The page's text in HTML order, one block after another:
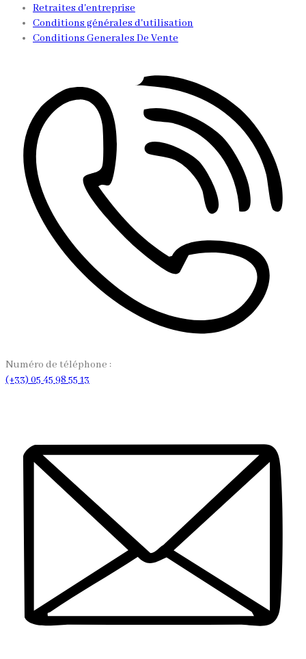
Retraites d'entreprise
Conditions générales d'utilisation
Conditions Generales De Vente
Numéro de téléphone :
(+33) 05 45 98 55 13